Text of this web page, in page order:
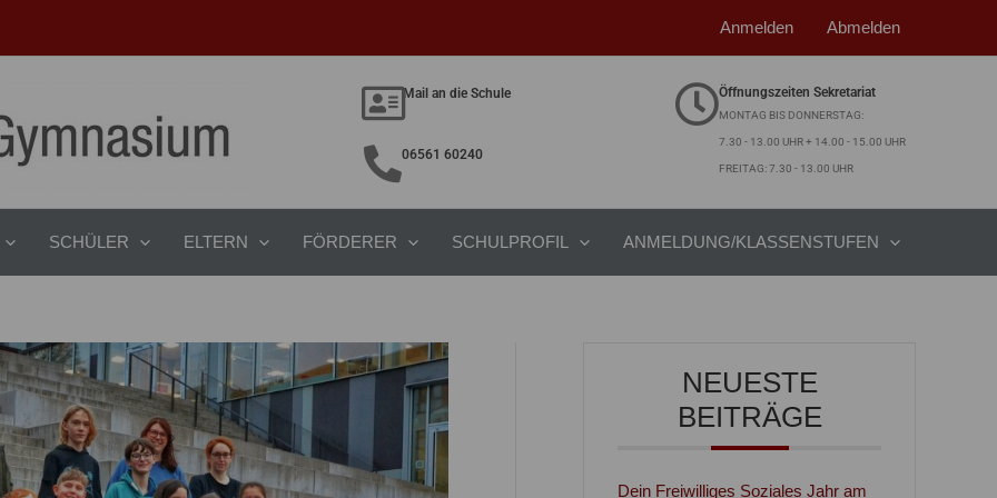
Anmelden Abmelden
Mail an die Schule
06561 60240
Öffnungszeiten Sekretariat
MONTAG BIS DONNERSTAG:
7.30 - 13.00 UHR + 14.00 - 15.00 UHR
FREITAG: 7.30 - 13.00 UHR
SCHÜLER ELTERN FÖRDERER SCHULPROFIL ANMELDUNG/KLASSENSTUFEN
NEUESTE
BEITRÄGE
Dein Freiwilliges Soziales Jahr am